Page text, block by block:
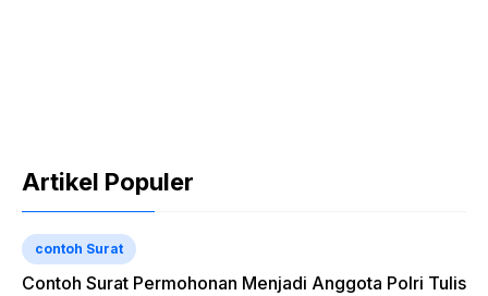
Artikel Populer
contoh Surat
Contoh Surat Permohonan Menjadi Anggota Polri Tulis